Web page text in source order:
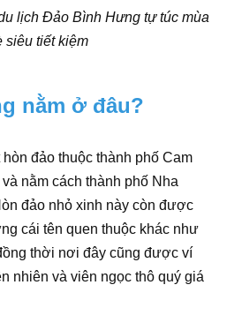
lịch Đảo Bình Hưng tự túc mùa
siêu tiết kiệm
nằm ở đâu?
đảo thuộc thành phố Cam
nằm cách thành phố Nha
đảo nhỏ xinh này còn được
cái tên quen thuộc khác như
thời nơi đây cũng được ví
nhiên và viên ngọc thô quý giá